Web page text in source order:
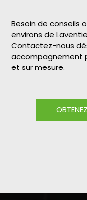
Besoin de conseils
environs de
Contactez-nous
accompagnement
et sur mesure.